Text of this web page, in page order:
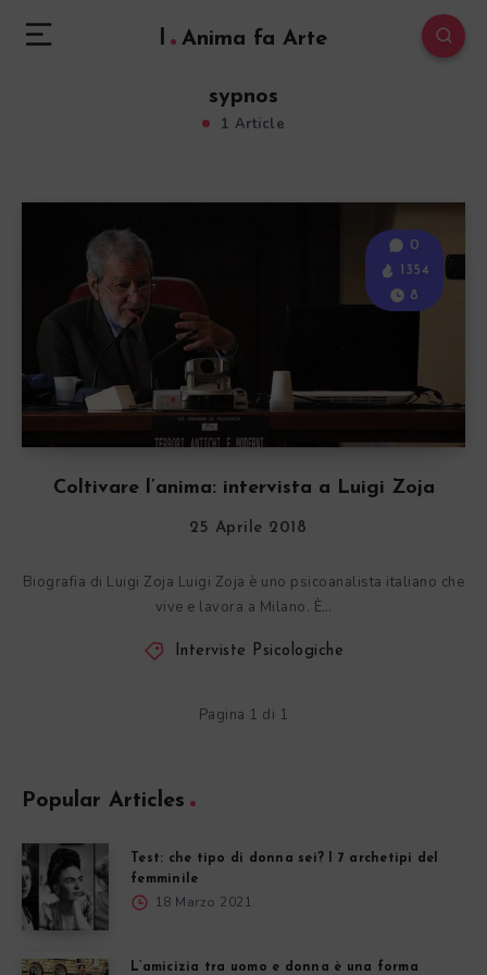
l Anima fa Arte
sypnos
1 Article
Coltivare l’anima: intervista a Luigi Zoja
0
1354
8
25 Aprile 2018
Biografia di Luigi Zoja Luigi Zoja è uno psicoanalista italiano che
vive e lavora a Milano. È…
Interviste Psicologiche
Pagina 1 di 1
Popular Articles
Test: che tipo di donna sei? I 7 archetipi del
femminile
18 Marzo 2021
L’amicizia tra uomo e donna è una forma